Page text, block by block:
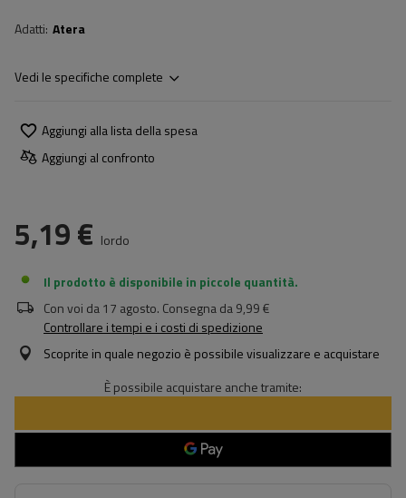
Adatti Atera
Vedi le specifiche complete
Aggiungi alla lista della spesa
Aggiungi al confronto
5,19 € lordo
Il prodotto è disponibile in piccole quantità
Con voi da17 agosto. Consegna da9,99 €
Controllare i tempi e i costi di spedizione
Scoprite in quale negozio è possibile visualizzare e acquistare
È possibile acquistare anche tramite: